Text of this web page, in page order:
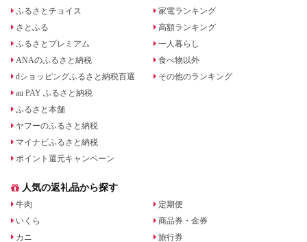
ふるさとチョイス
さとふる
ふるさとプレミアム
ANAのふるさと納税
dショッピングふるさと納税百選
au PAY ふるさと納税
ふるさと本舗
ヤフーのふるさと納税
マイナビふるさと納税
ポイント還元キャンペーン
家電ランキング
高額ランキング
一人暮らし
食べ物以外
その他のランキング
人気の返礼品から探す
牛肉
いくら
カニ
定期便
商品券・金券
旅行券